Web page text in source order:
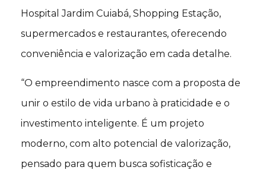
Hospital Jardim Cuiabá, Shopping Estação,
supermercados e restaurantes, oferecendo
conveniência e valorização em cada detalhe.
“O empreendimento nasce com a proposta de
unir o estilo de vida urbano à praticidade e o
investimento inteligente. É um projeto
moderno, com alto potencial de valorização,
pensado para quem busca sofisticação e